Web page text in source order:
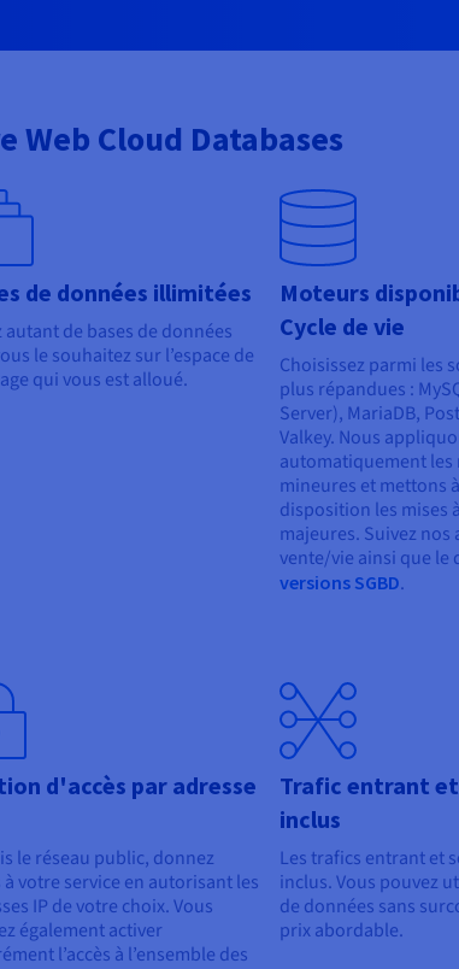
Web Cloud Databases
de données illimitées
autant de bases de données
le souhaitez sur l’espace de
qui vous est alloué.
Moteurs
Cycle de vie
Choisissez parmi les
plus répandues :
Server), MariaDB,
Valkey. Nous
automatiquement les
mineures et mettons
disposition les mises
majeures. Suivez nos
vente/vie ainsi que le
versions SGBD.
d'accès par adresse
le réseau public, donnez
à votre service en autorisant les
IP de votre choix. Vous
également activer
l’accès à l’ensemble des
Trafic entrant
inclus
Les trafics entrant et
inclus. Vous pouvez
de données sans
prix abordable.